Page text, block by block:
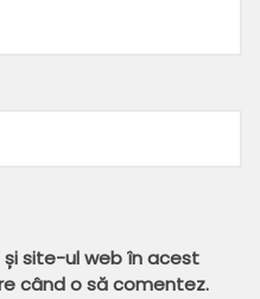
site-ul web în acest
când o să comentez.